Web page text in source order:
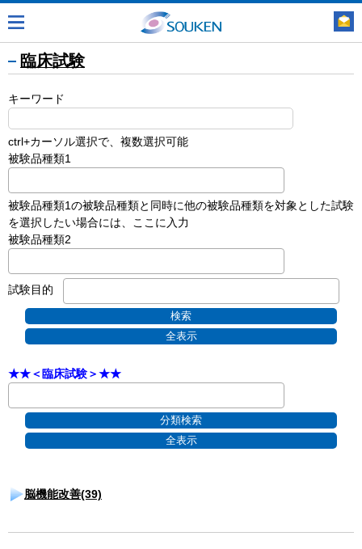
臨床試験
キーワード
ctrl+カーソル選択で、複数選択可能
被験品種類1
被験品種類1の被験品種類と同時に他の被験品種類を対象とした試験
を選択したい場合には、ここに入力
被験品種類2
試験目的
★★＜臨床試験＞★★
脳機能改善(39)